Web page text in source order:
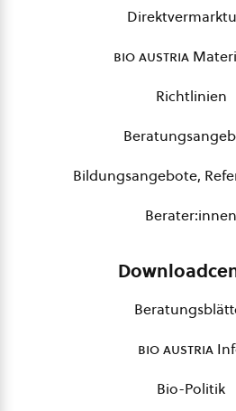
bio austria
Richtlinien
Bildungsangebote,
Berater:innen
bio austria
Bio-Politik